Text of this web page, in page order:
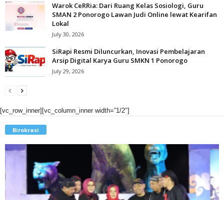
Warok CeRRia: Dari Ruang Kelas Sosiologi, Guru
SMAN 2 Ponorogo Lawan Judi Online lewat Kearifan
Lokal
July 30, 2026
SiRapi Resmi Diluncurkan, Inovasi Pembelajaran
Arsip Digital Karya Guru SMKN 1 Ponorogo
July 29, 2026
[vc_row_inner][vc_column_inner width=”1/2″]
Birokrasi